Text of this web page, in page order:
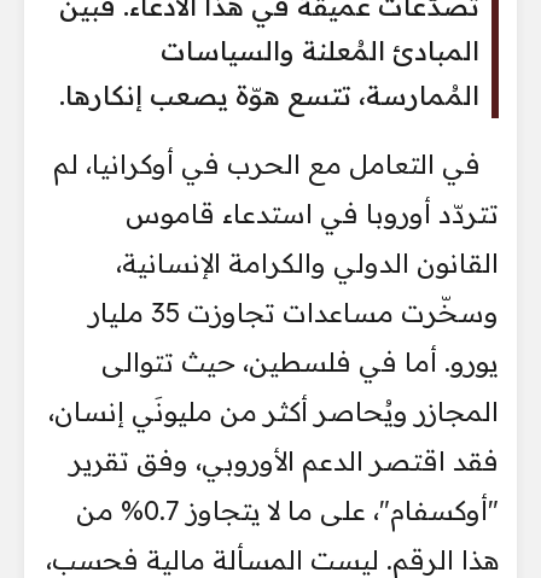
المبادئ المُعلنة والسياسات
المُمارسة، تتسع هوّة يصعب إنكارها.
في التعامل مع الحرب في أوكرانيا، لم
تتردّد أوروبا في استدعاء قاموس
القانون الدولي والكرامة الإنسانية،
وسخّرت مساعدات تجاوزت 35 مليار
يورو. أما في فلسطين، حيث تتوالى
المجازر ويُحاصر أكثر من مليونَي إنسان،
فقد اقتصر الدعم الأوروبي، وفق تقرير
"أوكسفام"، على ما لا يتجاوز 0.7% من
هذا الرقم. ليست المسألة مالية فحسب،